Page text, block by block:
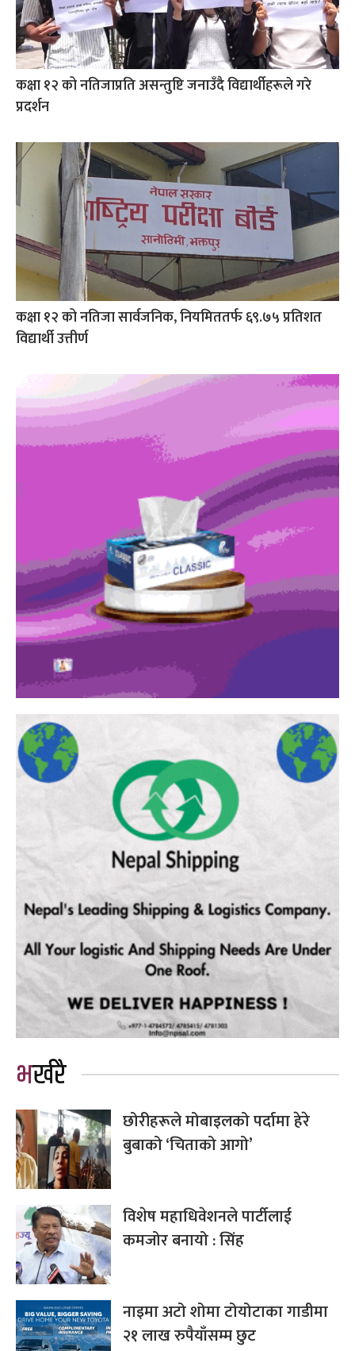
कक्षा १२ को नतिजाप्रति असन्तुष्टि जनाउँदै विद्यार्थीहरूले गरे
प्रदर्शन
कक्षा १२ को नतिजा सार्वजनिक, नियमिततर्फ ६९.७५ प्रतिशत
विद्यार्थी उत्तीर्ण
भर्खरै
छोरीहरूले मोबाइलको पर्दामा हेरे
बुबाको ‘चिताको आगो’
विशेष महाधिवेशनले पार्टीलाई
कमजोर बनायो : सिंह
नाइमा अटो शोमा टोयोटाका गाडीमा
२१ लाख रुपैयाँसम्म छुट